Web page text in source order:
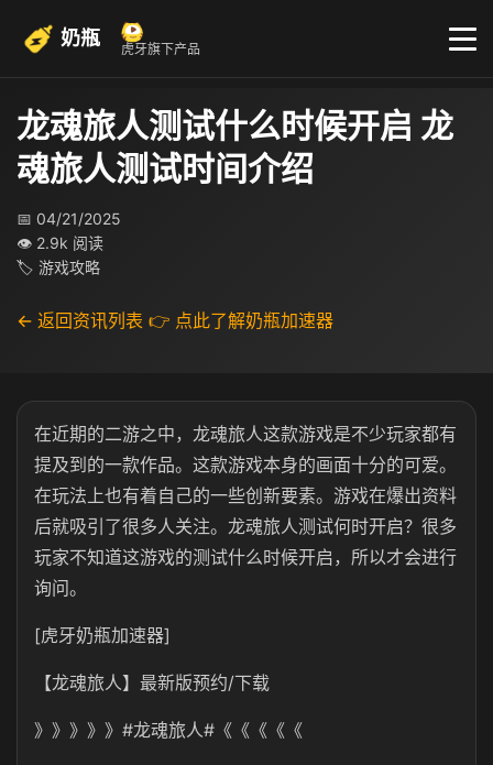
奶瓶 虎牙旗下产品
龙魂旅人测试什么时候开启 龙
魂旅人测试时间介绍
📅 04/21/2025
👁 2.9k 阅读
🏷 游戏攻略
← 返回资讯列表 👉 点此了解奶瓶加速器
在近期的二游之中，龙魂旅人这款游戏是不少玩家都有
提及到的一款作品。这款游戏本身的画面十分的可爱。
在玩法上也有着自己的一些创新要素。游戏在爆出资料
后就吸引了很多人关注。龙魂旅人测试何时开启？很多
玩家不知道这游戏的测试什么时候开启，所以才会进行
询问。
[虎牙奶瓶加速器]
【龙魂旅人】最新版预约/下载
》》》》》#龙魂旅人#《《《《《